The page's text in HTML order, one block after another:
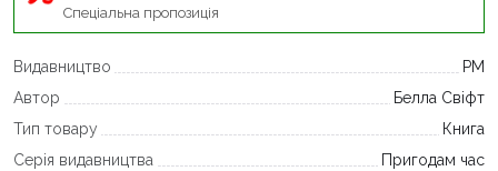
Спеціальна пропозиція
Видавництво
РМ
Автор
Белла Свіфт
Тип товару
Книга
Серія видавництва
Пригодам час